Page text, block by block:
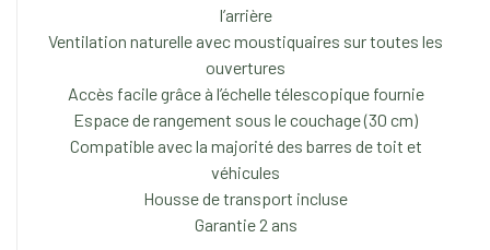
l’arrière
Ventilation naturelle avec moustiquaires sur toutes les
ouvertures
Accès facile grâce à l’échelle télescopique fournie
Espace de rangement sous le couchage (30 cm)
Compatible avec la majorité des barres de toit et
véhicules
Housse de transport incluse
Garantie 2 ans